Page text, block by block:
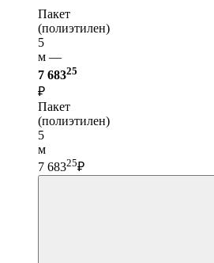
Пакет
(полиэтилен)
5
м —
7 68325
₽
Пакет
(полиэтилен)
5
м
7 68325₽